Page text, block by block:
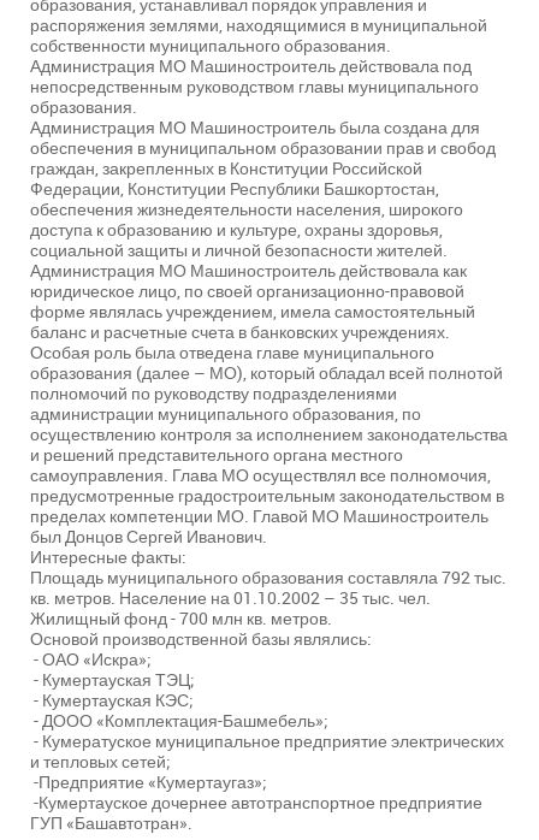
распоряжения землями, находящимися в муниципальной
собственности муниципального образования.
Администрация МО Машиностроитель действовала под
непосредственным руководством главы муниципального
образования.
Администрация МО Машиностроитель была создана для
обеспечения в муниципальном образовании прав и свобод
граждан, закрепленных в Конституции Российской
Федерации, Конституции Республики Башкортостан,
обеспечения жизнедеятельности населения, широкого
доступа к образованию и культуре, охраны здоровья,
социальной защиты и личной безопасности жителей.
Администрация МО Машиностроитель действовала как
юридическое лицо, по своей организационно-правовой
форме являлась учреждением, имела самостоятельный
баланс и расчетные счета в банковских учреждениях.
Особая роль была отведена главе муниципального
образования (далее – МО), который обладал всей полнотой
полномочий по руководству подразделениями
администрации муниципального образования, по
осуществлению контроля за исполнением законодательства
и решений представительного органа местного
самоуправления. Глава МО осуществлял все полномочия,
предусмотренные градостроительным законодательством в
пределах компетенции МО. Главой МО Машиностроитель
был Донцов Сергей Иванович.
Интересные факты:
Площадь муниципального образования составляла 792 тыс.
кв. метров. Население на 01.10.2002 – 35 тыс. чел.
Жилищный фонд - 700 млн кв. метров.
Основой производственной базы являлись:
- ОАО «Искра»;
- Кумертауская ТЭЦ;
- Кумертауская КЭС;
- ДООО «Комплектация-Башмебель»;
- Кумератуское муниципальное предприятие электрических
и тепловых сетей;
-Предприятие «Кумертаугаз»;
-Кумертауское дочернее автотранспортное предприятие
ГУП «Башавтотран».